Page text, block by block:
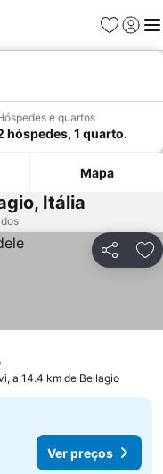
Favoritos
Iniciar
e quartos
hóspedes, 1 quarto.
Mapa
Itália
Partilhar
Ver preços
a 14.4 km de Bellagio
Ver preços